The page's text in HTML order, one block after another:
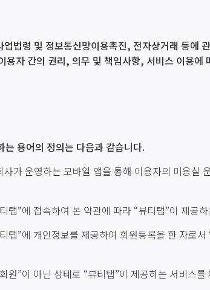
업법령 및 정보통신망이용촉진, 전자상거래 등에
용자 간의 권리, 의무 및 책임사항, 서비스 이용
는 용어의 정의는 다음과 같습니다.
가 운영하는 모바일 앱을 통해 이용자의 미용실
탭”에 접속하여 본 약관에 따라 “뷰티탭”이 제공
탭”에 개인정보를 제공하여 회원등록을 한 자로
원”이 아닌 상태로 “뷰티탭”이 제공하는 서비스